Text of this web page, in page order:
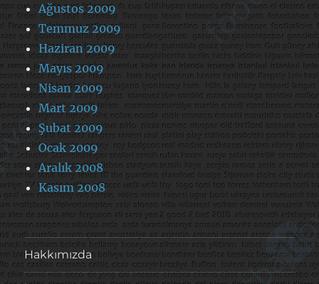
Ağustos 2009
Temmuz 2009
Haziran 2009
Mayıs 2009
Nisan 2009
Mart 2009
Şubat 2009
Ocak 2009
Aralık 2008
Kasım 2008
Hakkımızda